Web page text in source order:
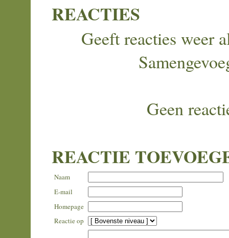
REACTIES
Geeft reacties weer
Geen
REACTIE
Naam
E-mail
Homepage
Reactie op